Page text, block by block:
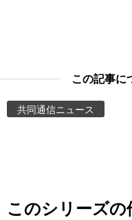
お知らせ
この記事に
共同通信ニュース
このシリーズの